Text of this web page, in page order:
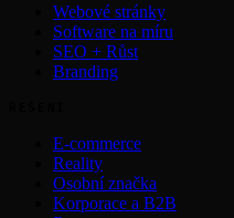
Webové stránky
Software na míru
SEO + Růst
Branding
E-commerce
Reality
Osobní značka
Korporace a B2B